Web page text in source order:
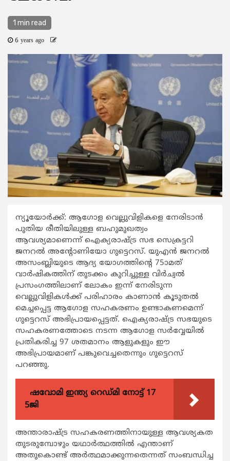
1 min read
6 years ago
ന്യൂയോർക്ക്: ആഗോള വെല്ലുവിളികളെ നേരിടാൻ
പുതിയ രീതിയിലുള്ള ബഹുമുഖത്വം
ആവശ്യമാണെന്ന് ഐക്യരാഷ്ട്ര സഭ സെക്രട്ടറി
ജനറൽ അന്റോണിയോ ഗുട്ടെറസ്. യുഎൻ ജനറൽ
അസംബ്ലിയുടെ ആദ്യ യോഗത്തിന്റെ 75ാമത്
വാർഷികത്തിന് തുടക്കം കുറിച്ചുള്ള വിർച്വൽ
പ്രസംഗത്തിലാ‍ണ് ലോകം ഇന്ന് നേരിടുന്ന
വെല്ലുവിളികൾക്ക് പരിഹാരം കാണാൻ കൂടുതൽ
മെച്ചപ്പെട്ട ആഗോള സഹകരണം ഉണ്ടാകണമെന്ന്
ഗുട്ടെറസ് അഭിപ്രായപ്പെട്ടത്. ഐക്യരാഷ്ട്ര സഭയുടെ
സഹകരണത്തോടെ നടന്ന ആഗോള സർവ്വേയിൽ
പ്രതികരിച്ച 97 ശതമാനം ആളുകളും ഈ
അഭിപ്രായമാണ് പങ്കുവെച്ചതെന്നും ഗുട്ടെറസ്
പറഞ്ഞു.
ഷവോമി ഇന്ത്യ റെഡ്മി നോട്ട് 17
5ജി
അന്താരാഷ്ട്ര സഹകരണത്തിനായുള്ള ആവശ്യകത
തുടരുമ്പോഴും യഥാർത്ഥത്തിൽ എന്താണ്
അതുകൊണ്ട് അർത്ഥമാക്കുന്നതെന്നത് സംബന്ധിച്ച